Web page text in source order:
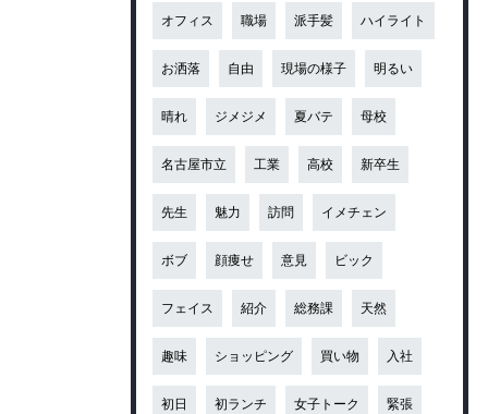
オフィス 職場 派手髪 ハイライト
お洒落 自由 現場の様子 明るい
晴れ ジメジメ 夏バテ 母校
名古屋市立 工業 高校 新卒生
先生 魅力 訪問 イメチェン
ボブ 顔痩せ 意見 ビック
フェイス 紹介 総務課 天然
趣味 ショッピング 買い物 入社
初日 初ランチ 女子トーク 緊張